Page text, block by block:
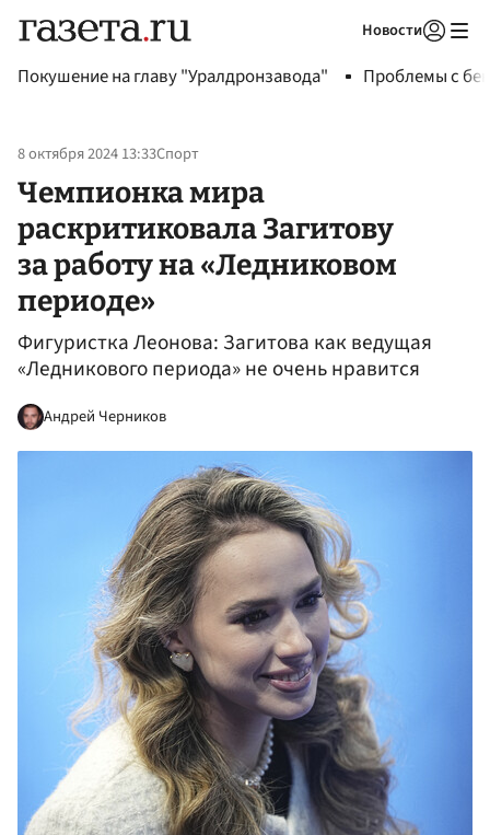
Новости
Покушение на главу "Уралдронзавода" Проблемы с
8 октября 2024 13:33Спорт
Чемпионка мира
раскритиковала Загитову
за работу на «Ледниковом
периоде»
Фигуристка Леонова: Загитова как ведущая
«Ледникового периода» не очень нравится
Андрей Черников